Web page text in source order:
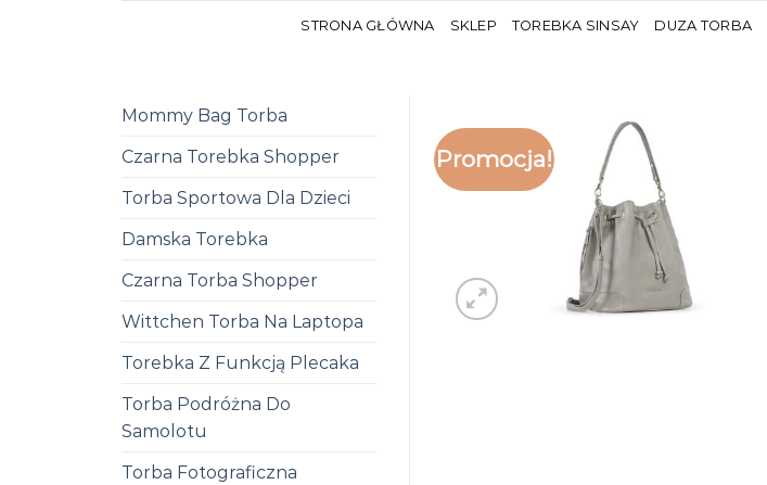
STRONA GŁÓWNA SKLEP TOREBKA SINSAY DUZA TORBA
Mommy Bag Torba
Czarna Torebka Shopper
Torba Sportowa Dla Dzieci
Damska Torebka
Czarna Torba Shopper
Wittchen Torba Na Laptopa
Torebka Z Funkcją Plecaka
Torba Podróżna Do
Samolotu
Torba Fotograficzna
Promocja!